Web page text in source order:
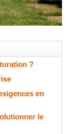
?
en
le